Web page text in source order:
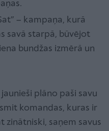
– kampaņa, kurā
savā starpā, būvējot
bundžas izmērā un
plāno paši savu
komandas, kuras ir
zinātniski, saņem savus